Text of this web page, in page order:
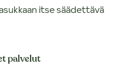
itse säädettävä
palvelut